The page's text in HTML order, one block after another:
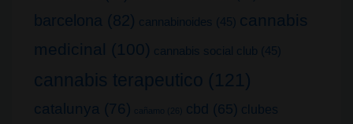
barcelona (82) cannabinoides (45) cannabis
medicinal (100) cannabis social club (45)
cannabis terapeutico (121)
catalunya (76) cañamo (26) cbd (65) clubes